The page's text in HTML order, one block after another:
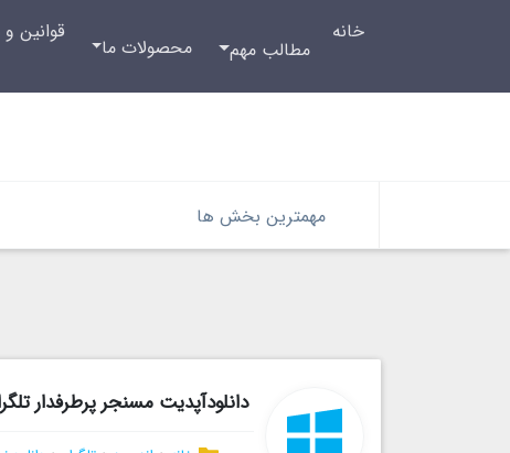
خانه
مطالب مهم محصولات ما
قوانین
مهمترین بخش ها
دانلودآپدیت مسنجر پرطرفدار